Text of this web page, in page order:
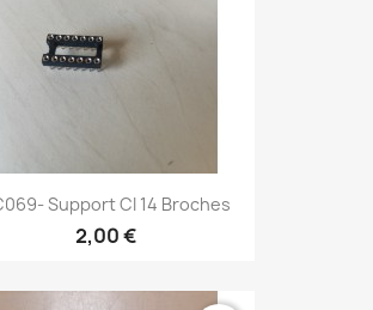
Support CI 14 Broches
2,00 €